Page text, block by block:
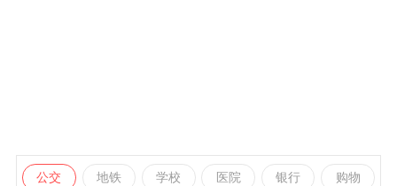
公交 地铁 学校 医院 银行 购物